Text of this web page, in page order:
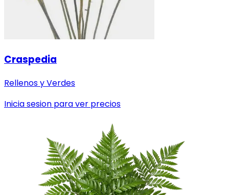
Craspedia
Rellenos y Verdes
Inicia sesion para ver precios